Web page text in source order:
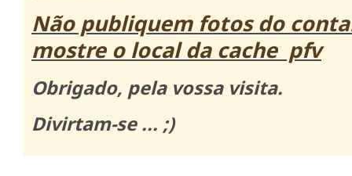
Não publiquem fotos do
mostre o local da cache pfv
Obrigado, pela vossa visita.
Divirtam-se ... ;)